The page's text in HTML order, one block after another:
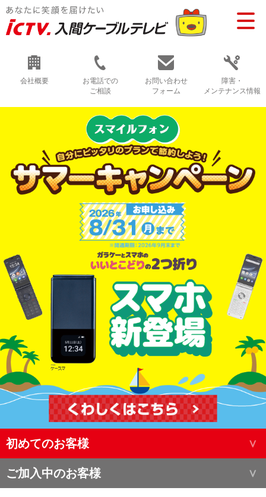
会社概要
お電話での
ご相談
お問い合わせ
フォーム
障害・
メンテナンス情報
初めてのお客様
ご加入中のお客様